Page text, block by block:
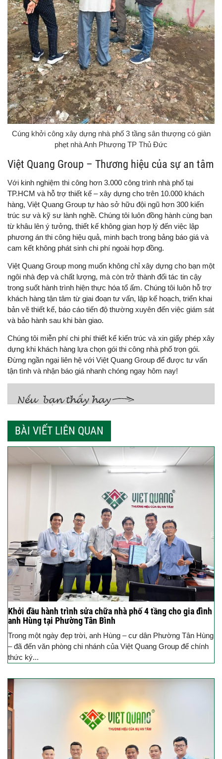
Cúng khởi công xây dựng nhà phố 3 tầng sân thượng có giàn
phẹt nhà Anh Phượng TP Thủ Đức
Việt Quang Group – Thương hiệu của sự an tâm
Với kinh nghiệm thi công hơn 3.000 công trình nhà phố tại
TP.HCM và hỗ trợ thiết kế – xây dựng cho trên 10.000 khách
hàng, Việt Quang Group tự hào sở hữu đội ngũ hơn 300 kiến
trúc sư và kỹ sư lành nghề. Chúng tôi luôn đồng hành cùng bạn
từ khâu lên ý tưởng, thiết kế không gian hợp lý đến việc lập
phương án thi công hiệu quả, minh bạch trong bảng báo giá và
cam kết không phát sinh chi phí ngoài hợp đồng.
Việt Quang Group mong muốn không chỉ xây dựng cho bạn một
ngôi nhà đẹp và chất lượng, mà còn trở thành đối tác tin cậy
trong suốt hành trình hiện thực hóa tổ ấm. Chúng tôi luôn hỗ trợ
khách hàng tận tâm từ giai đoạn tư vấn, lập kế hoạch, triển khai
bản vẽ thiết kế, báo cáo tiến độ thường xuyên đến việc giám sát
và bảo hành sau khi bàn giao.
Chúng tôi miễn phí chi phí thiết kế kiến trúc và xin giấy phép xây
dựng khi khách hàng lựa chọn gói thi công nhà phố trọn gói.
Đừng ngần ngại liên hệ với Việt Quang Group để được tư vấn
tận tình và nhận báo giá nhanh chóng ngay hôm nay!
BÀI VIẾT LIÊN QUAN
Khởi đầu hành trình sửa chữa nhà phố 4 tầng cho gia đình
anh Hùng tại Phường Tân Bình
Trong một ngày đẹp trời, anh Hùng – cư dân Phường Tân Hùng
– đã đến văn phòng chi nhánh của Việt Quang Group để chính
thức ký...